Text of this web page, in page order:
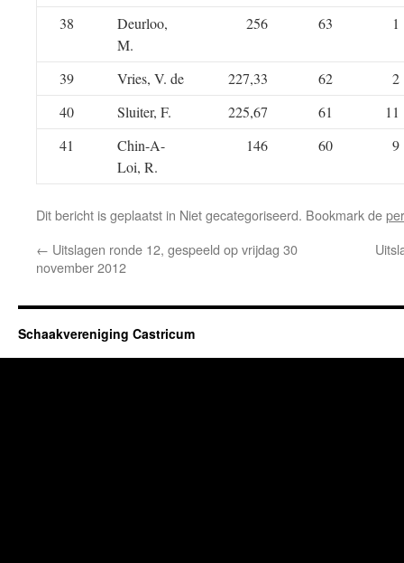
38
Deurloo,
M.
256 63 1
39 Vries, V. de 227,33 62
2
40
Sluiter, F. 225,67 61
11
41
Chin-A-
Loi, R.
146 60 9
Dit bericht is geplaatst in Niet gecategoriseerd. Bookmark de
← Uitslagen ronde 12, gespeeld op vrijdag 30
november 2012
Schaakvereniging Castricum